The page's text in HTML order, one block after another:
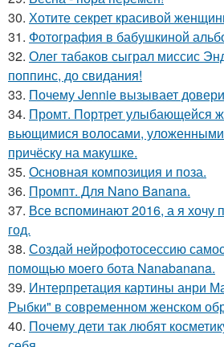
30. Хотите секрет красивой
31. Фотография в бабушкиной
32. Олег табаков сыграл миссис
поппинс, до свидания!
33. Почему Jennie вызывает
34. Промт. Портрет улыбающейся
вьющимися волосами,
причёску на макушке.
35. Основная композиция и поза.
36. Промпт. Для Nano Banana.
37. Все вспоминают 2016, а я хочу
год.
38. Создай нейрофотосессию
помощью моего бота Nanabanana.
39. Интерпретация картины анри
Рыбки" в современном женском
40. Почему дети так любят